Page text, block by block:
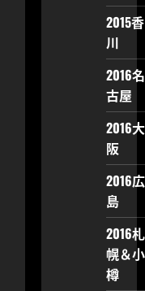
2015香
川
2016名
古屋
2016大
阪
2016広
島
2016札
幌＆小
樽